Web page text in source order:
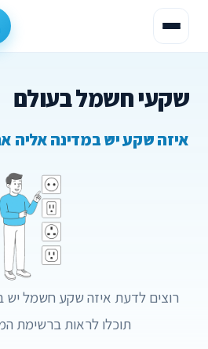
שקעי חשמל בעולם
איזה שקע יש במדינה אליה
רוצים לדעת איזה שקע חשמל יש
תוכלו לראות ברשימת